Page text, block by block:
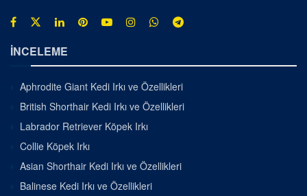
İNCELEME
Aphrodite Giant Kedi Irkı ve Özellikleri
British Shorthair Kedi Irkı ve Özellikleri
Labrador Retriever Köpek Irkı
Collie Köpek Irkı
Asian Shorthair Kedi Irkı ve Özellikleri
Balinese Kedi Irkı ve Özellikleri